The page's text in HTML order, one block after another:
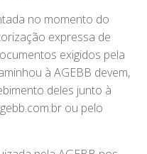
no momento do
expressa de
exigidos pela
à AGEBB devem,
deles junto à
ou pelo